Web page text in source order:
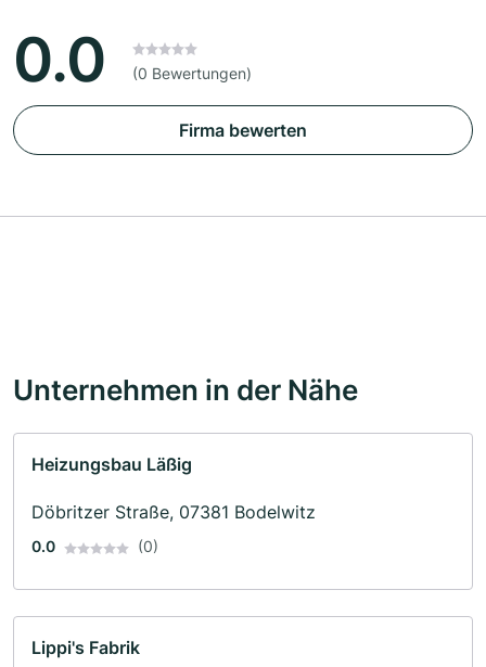
0.0 (0 Bewertungen)
Firma bewerten
Unternehmen in der Nähe
Heizungsbau Läßig
Döbritzer Straße, 07381 Bodelwitz
0.0 (0)
Lippi's Fabrik